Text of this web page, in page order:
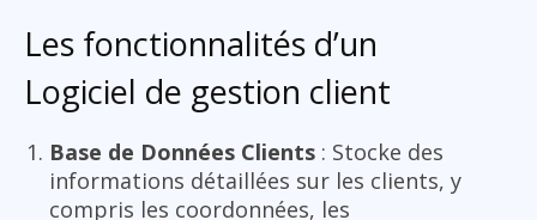
Les fonctionnalités d’un
Logiciel de gestion client
Base de Données Clients : Stocke des
informations détaillées sur les clients, y
compris les coordonnées, les